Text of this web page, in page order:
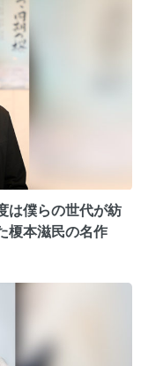
は僕らの世代が紡
榎本滋民の名作